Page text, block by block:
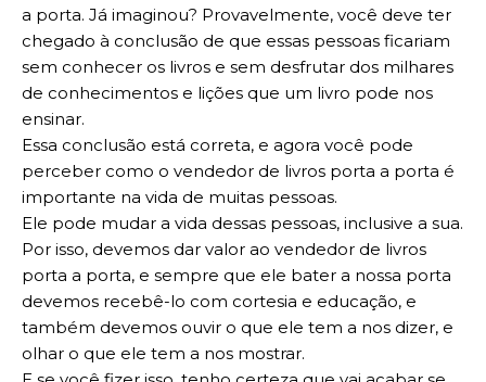
a porta. Já imaginou? Provavelmente, você deve ter
chegado à conclusão de que essas pessoas ficariam
sem conhecer os livros e sem desfrutar dos milhares
de conhecimentos e lições que um livro pode nos
ensinar.
Essa conclusão está correta, e agora você pode
perceber como o vendedor de livros porta a porta é
importante na vida de muitas pessoas.
Ele pode mudar a vida dessas pessoas, inclusive a sua.
Por isso, devemos dar valor ao vendedor de livros
porta a porta, e sempre que ele bater a nossa porta
devemos recebê-lo com cortesia e educação, e
também devemos ouvir o que ele tem a nos dizer, e
olhar o que ele tem a nos mostrar.